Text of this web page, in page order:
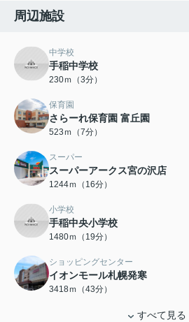
周辺施設
中学校
手稲中学校
230ｍ（3分）
保育園
さらーれ保育園 富丘園
523ｍ（7分）
スーパー
スーパーアークス宮の沢店
1244ｍ（16分）
小学校
手稲中央小学校
1480ｍ（19分）
ショッピングセンター
イオンモール札幌発寒
3418ｍ（43分）
すべて見る